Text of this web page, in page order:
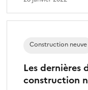
Les dernières
construction
Construction neuve